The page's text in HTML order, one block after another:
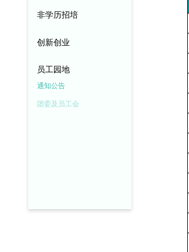
非学历招培
创新创业
员工园地
通知公告
团委及员工会